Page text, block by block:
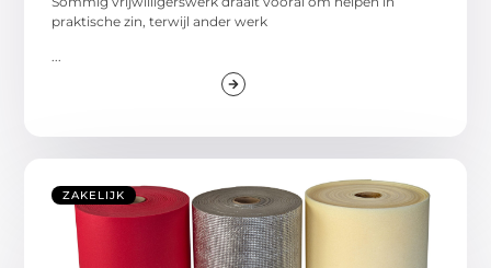
praktische zin, terwijl ander werk
...
ZAKELIJK